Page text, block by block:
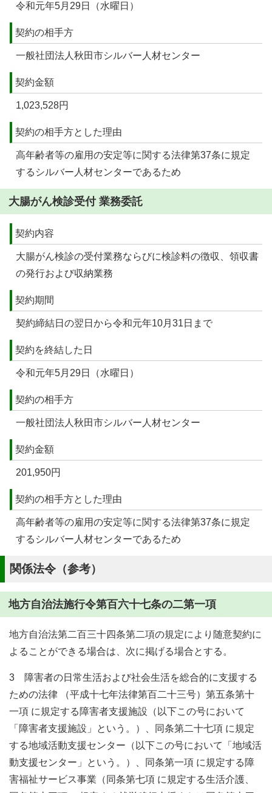
令和元年5月29日（水曜日）
契約の相手方
一般社団法人秋田市シルバー人材センター
契約金額
1,023,528円
契約の相手方とした理由
高年齢者等の雇用の安定等に関する法律第37条に規定
するシルバー人材センターであるため
大腸がん検診受付 業務委託
契約内容
大腸がん検診の受付業務ならびに検診料の徴収、領収書
の発行および収納業務
契約期間
契約締結日の翌日から令和元年10月31日まで
契約を終結した日
令和元年5月29日（水曜日）
契約の相手方
一般社団法人秋田市シルバー人材センター
契約金額
201,950円
契約の相手方とした理由
高年齢者等の雇用の安定等に関する法律第37条に規定
するシルバー人材センターであるため
関係法令（参考）
地方自治法施行令第百六十七条の二第一項
地方自治法第二百三十四条第二項の規定により随意契約に
よることができる場合は、次に掲げる場合とする。
3 障害者の日常生活および社会生活を総合的に支援する
ための法律 （平成十七年法律第百二十三号）第五条第十
一項 に規定する障害者支援施設（以下この号において
「障害者支援施設」という。）、同条第二十七項 に規定
する地域活動支援センター（以下この号において「地域活
動支援センター」という。）、同条第一項 に規定する障
害福祉サービス事業（同条第七項 に規定する生活介護、